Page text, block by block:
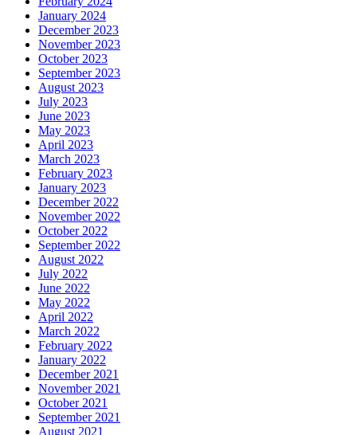
January 2024
December 2023
November 2023
October 2023
September 2023
August 2023
July 2023
June 2023
May 2023
April 2023
March 2023
February 2023
January 2023
December 2022
November 2022
October 2022
September 2022
August 2022
July 2022
June 2022
May 2022
April 2022
March 2022
February 2022
January 2022
December 2021
November 2021
October 2021
September 2021
August 2021